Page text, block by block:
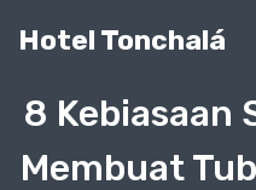
Hotel Tonchalá
8 Kebiasaan
Membuat